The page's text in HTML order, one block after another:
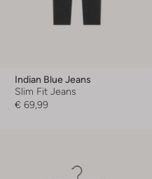
Indian Blue Jeans
Slim Fit Jeans
€ 69,99